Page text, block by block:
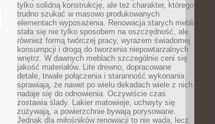
tylko solidną konstrukcję, ale też charakter, którego
trudno szukać w masowo produkowanych
elementach wyposażenia. Renowacja starych mebli
stała się nie tylko sposobem na oszczędność, ale
również formą twórczej pracy, wyrazem świadomej
konsumpcji i drogą do tworzenia niepowtarzalnych
wnętrz. W dawnych meblach szczególnie ceni się
jakość materiałów. Lite drewno, dopracowane
detale, trwałe połączenia i staranność wykonania
sprawiają, że nawet po wielu dekadach wiele z nich
nadaje się do odnowienia. Oczywiście czas
zostawia ślady. Lakier matowieje, uchwyty się
zużywają, a powierzchnie bywają porysowane.
Jednak dla miłośników renowacji to nie wada, lecz